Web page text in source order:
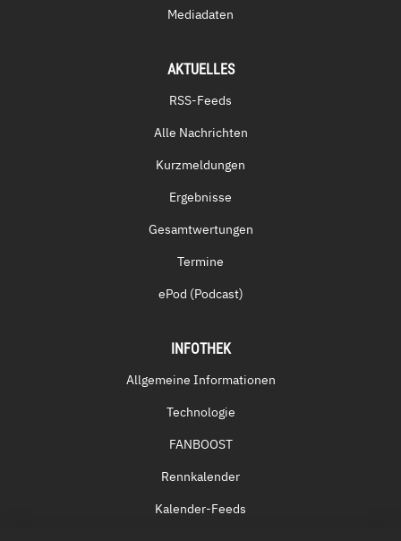
Mediadaten
AKTUELLES
RSS-Feeds
Alle Nachrichten
Kurzmeldungen
Ergebnisse
Gesamtwertungen
Termine
ePod (Podcast)
INFOTHEK
Allgemeine Informationen
Technologie
FANBOOST
Rennkalender
Kalender-Feeds